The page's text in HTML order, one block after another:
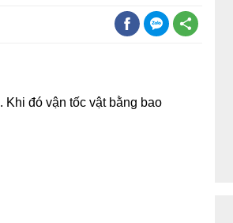
. Khi đó vận tốc vật bằng bao